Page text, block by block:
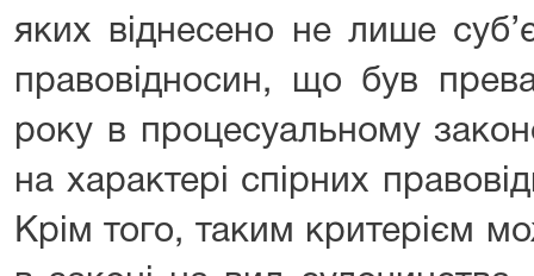
яких віднесено не лише
правовідносин, що був
року в процесуальному
на характері спірних
Крім того, таким критерієм